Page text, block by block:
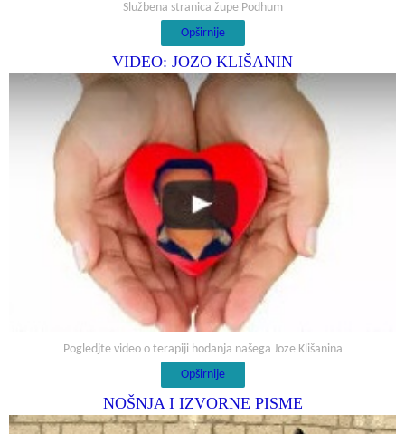
Službena stranica župe Podhum
Opširnije
VIDEO: JOZO KLIŠANIN
Pogledjte video o terapiji hodanja našega Joze Klišanina
Opširnije
NOŠNJA I IZVORNE PISME